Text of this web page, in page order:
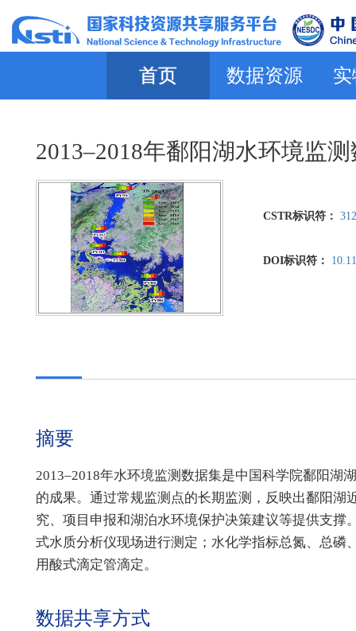
首页 数据资源
2013–2018年鄱阳湖水环境监
CSTR标识符：
DOI标识符：
摘要
2013–2018年水环境监测数据集是中国科学院鄱阳湖
的成果。通过常规监测点的长期监测，反映出鄱阳
究、项目申报和湖泊水环境保护决策建议等提供支
式水质分析仪现场进行测定；水化学指标总氮、总磷
用酸式滴定管滴定。
数据共享方式